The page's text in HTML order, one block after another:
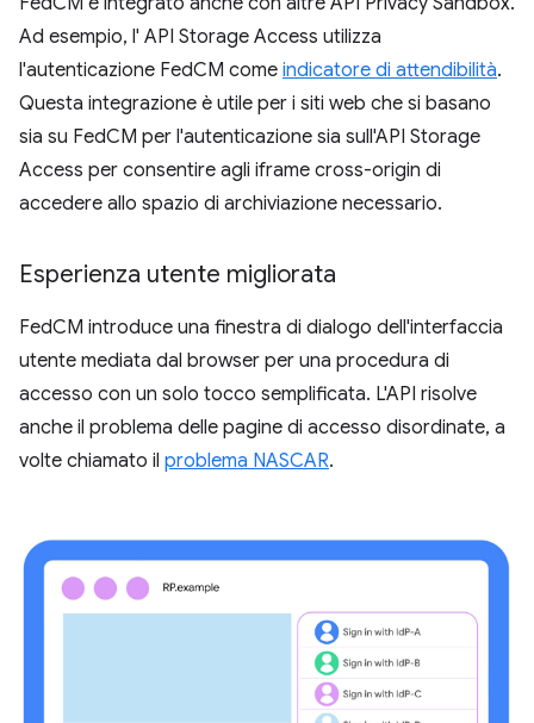
Ad esempio, l' API Storage Access utilizza
l'autenticazione FedCM come indicatore di attendibilità.
Questa integrazione è utile per i siti web che si basano
sia su FedCM per l'autenticazione sia sull'API Storage
Access per consentire agli iframe cross-origin di
accedere allo spazio di archiviazione necessario.
Esperienza utente migliorata
FedCM introduce una finestra di dialogo dell'interfaccia
utente mediata dal browser per una procedura di
accesso con un solo tocco semplificata. L'API risolve
anche il problema delle pagine di accesso disordinate, a
volte chiamato il problema NASCAR.